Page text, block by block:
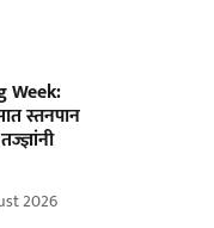
Week:
स्तनपान
2026